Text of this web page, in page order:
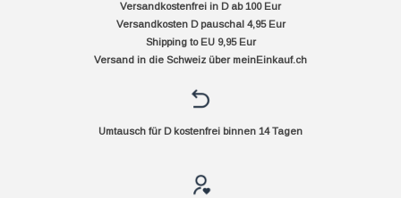
Versandkostenfrei in D ab 100 Eur
Versandkosten D pauschal 4,95 Eur
Shipping to EU 9,95 Eur
Versand in die Schweiz über meinEinkauf.ch
Umtausch für D kostenfrei binnen 14 Tagen